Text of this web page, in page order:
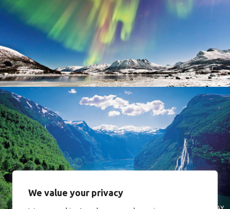
We value your privacy
Norway
Norway